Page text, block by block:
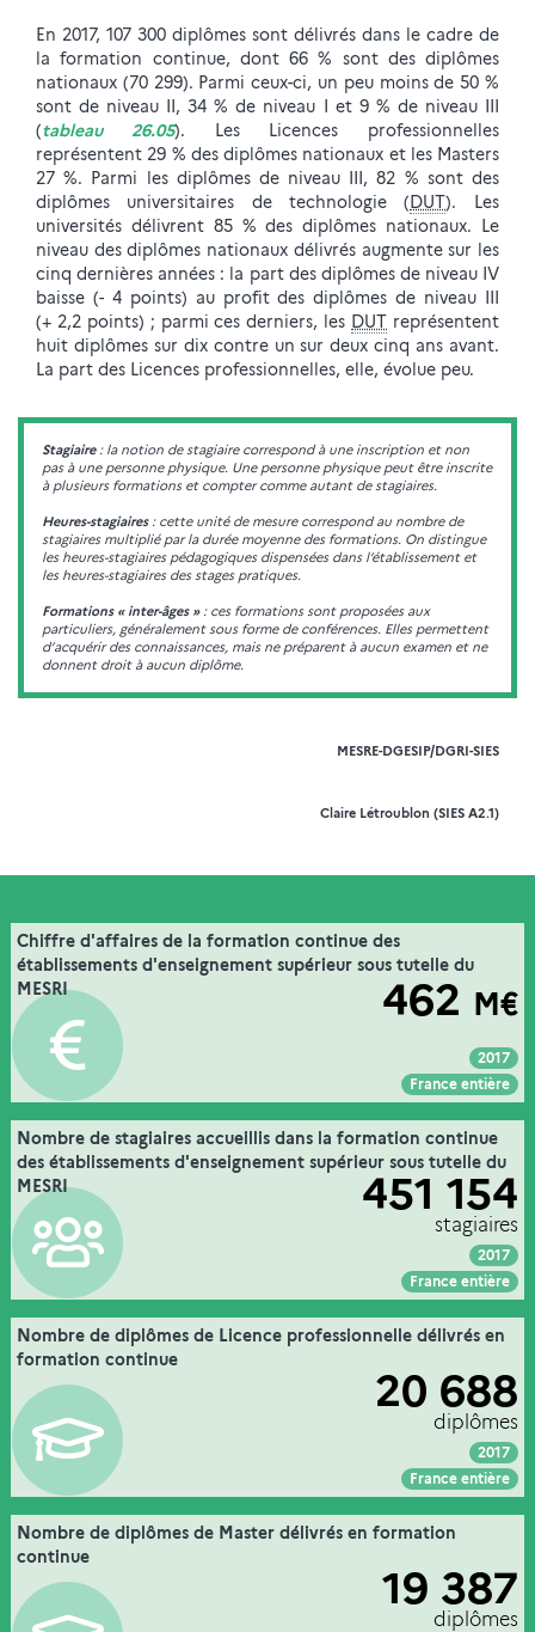
En 2017, 107 300 diplômes sont délivrés dans le cadre de
la formation continue, dont 66 % sont des diplômes
nationaux (70 299). Parmi ceux-ci, un peu moins de 50 %
sont de niveau II, 34 % de niveau I et 9 % de niveau III
(tableau 26.05). Les Licences professionnelles
représentent 29 % des diplômes nationaux et les Masters
27 %. Parmi les diplômes de niveau III, 82 % sont des
diplômes universitaires de technologie (DUT). Les
universités délivrent 85 % des diplômes nationaux. Le
niveau des diplômes nationaux délivrés augmente sur les
cinq dernières années : la part des diplômes de niveau IV
baisse (- 4 points) au profit des diplômes de niveau III
(+ 2,2 points) ; parmi ces derniers, les DUT représentent
huit diplômes sur dix contre un sur deux cinq ans avant.
La part des Licences professionnelles, elle, évolue peu.
Stagiaire: la notion de stagiaire correspond à une inscription et non
pas à une personne physique. Une personne physique peut être inscrite
à plusieurs formations et compter comme autant de stagiaires.
Heures-stagiaires: cette unité de mesure correspond au nombre de
stagiaires multiplié par la durée moyenne des formations. On distingue
les heures-stagiaires pédagogiques dispensées dans l’établissement et
les heures-stagiaires des stages pratiques.
Formations « inter-âges »: ces formations sont proposées aux
particuliers, généralement sous forme de conférences. Elles permettent
d’acquérir des connaissances, mais ne préparent à aucun examen et ne
donnent droit à aucun diplôme.
MESRE-DGESIP/DGRI-SIES
Claire Létroublon (SIES A2.1)
Chiffre d'affaires de la formation continue des
établissements d'enseignement supérieur sous tutelle du
MESRI
462 M€
2017
France entière
Voir :
Extrait de la fiche "
26. la formation continue dans l’enseignement
supérieur
".
Source :
MESRE-DGESIP/DGRI-SIES
Nombre de stagiaires accueillis dans la formation continue
des établissements d'enseignement supérieur sous tutelle du
MESRI
451 154
stagiaires
2017
France entière
Voir :
Extrait de la fiche "
26. la formation continue dans l’enseignement
supérieur
".
Source :
MESRE-DGESIP/DGRI-SIES
Nombre de diplômes de Licence professionnelle délivrés en
formation continue
20 688
diplômes
2017
France entière
Voir :
Extrait de la fiche "
26. la formation continue dans l’enseignement
Couverture :
établissements d'enseignement supérieur sous tutelle du
MESRI
MESRE-DGESIP/DGRI-SIES
Nombre de diplômes de Master délivrés en formation
continue
19 387
diplômes
Extrait de la fiche "
26. la formation continue dans l’enseignement
Couverture :
tous types de Master des établissements
d'enseignement supérieur sous tutelle MESRI